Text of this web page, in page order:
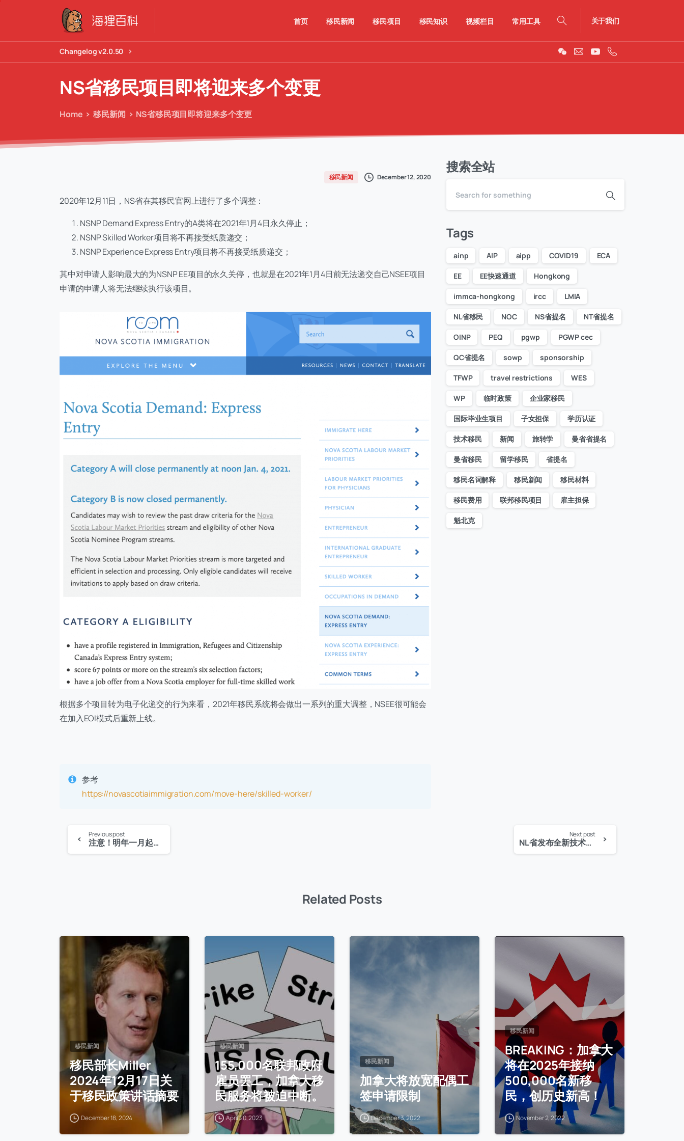
首页 移民新闻 移民项目 移民知识 视频栏目 常用工具
Search
关于我们
Changelog v2.0.50
NS省移民项目即将迎来多个变更
Home 移民新闻 NS省移民项目即将迎来多个变更
移民新闻 December 12, 2020
2020年12月11日，NS省在其移民官网上进行了多个调整：
NSNP Demand Express Entry的A类将在2021年1月4日永久停止；
NSNP Skilled Worker项目将不再接受纸质递交；
NSNP Experience Express Entry项目将不再接受纸质递交；
其中对申请人影响最大的为NSNP EE项目的永久关停，也就是在2021年1月4日前无法递交自己NSEE项目
申请的申请人将无法继续执行该项目。
根据多个项目转为电子化递交的行为来看，2021年移民系统将会做出一系列的重大调整，NSEE很可能会
在加入EOI模式后重新上线。
参考
https://novascotiaimmigration.com/move-here/skilled-worker/
搜索全站
Tags
ainp AIP aipp COVID19 ECA
EE EE快速通道 Hongkong
immca-hongkong ircc LMIA
NL省移民 NOC NS省提名 NT省提名
OINP PEQ pgwp PGWP cec
QC省提名 sowp sponsorship
TFWP travel restrictions WES
WP 临时政策 企业家移民
国际毕业生项目 子女担保 学历认证
技术移民 新闻 旅转学 曼省省提名
曼省移民 留学移民 省提名
移民名词解释 移民新闻 移民材料
移民费用 联邦移民项目 雇主担保
魁北克
Continue
Previous post
注意！明年一月起魁省PEQ申请方式变革，改为在线网申
Next post
NL省发布全新技术优先移民项目细节
Related Posts
移民新闻
移民部长Miller
2024年12月17日关
于移民政策讲话摘要
December 18, 2024
移民新闻
155,000名联邦政府
雇员罢工，加拿大移
民服务将被迫中断。
April 20, 2023
移民新闻
加拿大将放宽配偶工
签申请限制
December 3, 2022
移民新闻
BREAKING：加拿大
将在2025年接纳
500,000名新移
民，创历史新高！
November 2, 2022